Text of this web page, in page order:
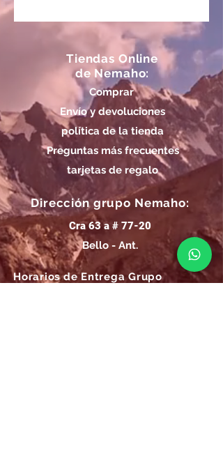
Tiendas Online
de Nemaho:
Comprar
Envío y devoluciones
política de la tienda
Preguntas más frecuentes
tarjetas de regalo
Dirección grupo Nemaho:
Cra 63 a # 77-20
Bello - Ant.
Horarios de Entrega Grupo